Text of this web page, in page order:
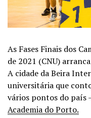
As Fases Finais dos
de 2021 (CNU)
A cidade da Beira
universitária que
vários pontos do país
Academia do Porto.